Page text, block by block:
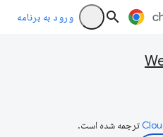
ورود به برنامه
ترجمه شده است.